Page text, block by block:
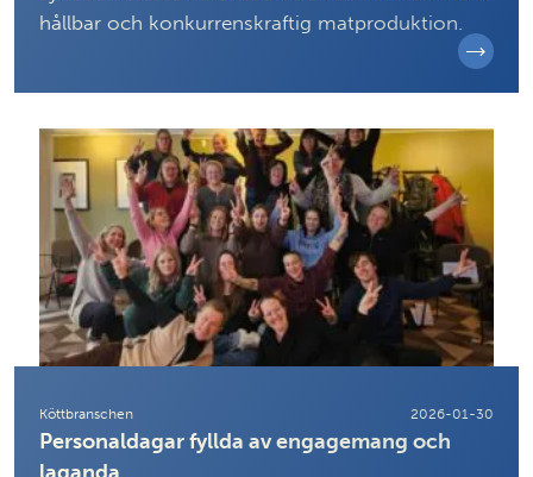
hållbar och konkurrenskraftig matproduktion.
Köttbranschen 2026-01-30
Personaldagar fyllda av engagemang och